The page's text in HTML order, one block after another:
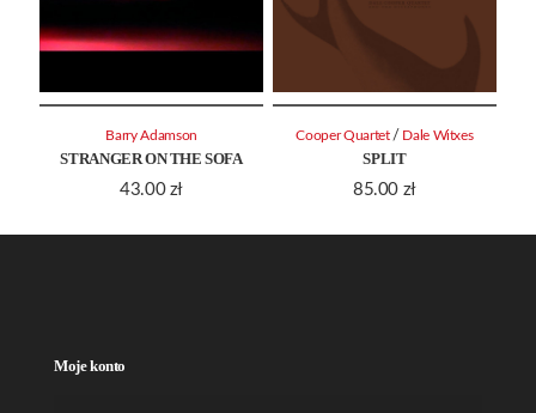
STRANGER ON THE SOFA
43.00 zł
Barry Adamson
SPLIT
85.00 zł
Cooper Quartet / Dale Witxes
Moje konto